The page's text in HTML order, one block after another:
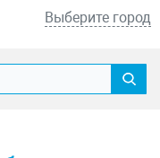
Выберите город